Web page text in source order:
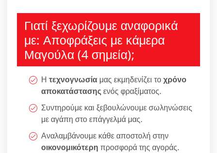
Γιατί ξεχωρίζουμε αναφορικά
με: Αποφράξεις με κάμερα
Μαγούλα (4 σημεία);
Η τεχνογνωσία μας εκμηδενίζει τοχρόνο
αποκατάστασηςενός φραξίματος.
Συντηρούμε και ξεβουλώνουμε σωληνώσεις
με αγάπη στο επάγγελμά μας.
Αναλαμβάνουμε κάθε αποστολή στην
οικονομικότερη προσφορά της αγοράς.